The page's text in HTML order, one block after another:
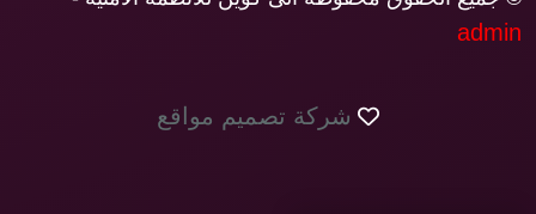
admin
شركة تصميم مواقع